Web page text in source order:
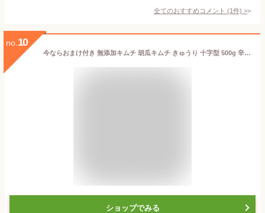
全てのおすすめコメント (1件) >
no. 10
今ならおまけ付き 無添加キムチ 胡瓜キムチ きゅうり 十字型 500g 辛口 乳酸菌で優しい食生活を 手作りキムチ専門店 joayoキムチ フルーツキムチ
ショップでみる